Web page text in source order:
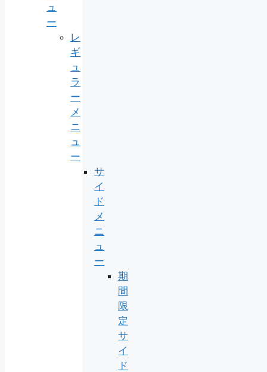
ュ
ー
レ
ギ
ュ
ラ
ー
メ
ニ
ュ
ー
サ
イ
ド
メ
ニ
ュ
ー
期
間
限
定
サ
イ
ド